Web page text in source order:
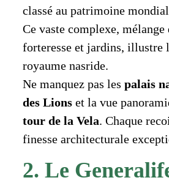
classé au patrimoine
Ce vaste complexe, mélange
forteresse et jardins, illustre
royaume nasride.
Ne manquez pas les palais
des Lionset la vue
tour de la Vela. Chaque
finesse architecturale
2. Le